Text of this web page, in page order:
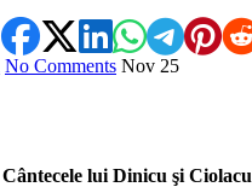
No Comments Nov 25
lui Dinicu şi Ciolacu